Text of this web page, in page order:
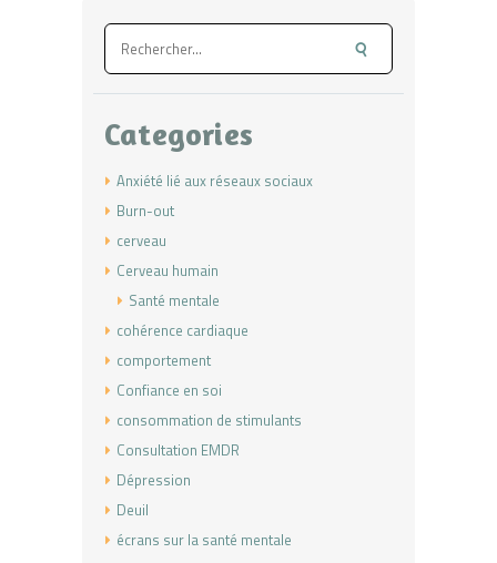
Rechercher :
Categories
Anxiété lié aux réseaux sociaux
Burn-out
cerveau
Cerveau humain
Santé mentale
cohérence cardiaque
comportement
Confiance en soi
consommation de stimulants
Consultation EMDR
Dépression
Deuil
écrans sur la santé mentale